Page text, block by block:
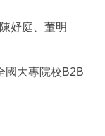
妤庭、董明
國大專院校B2B